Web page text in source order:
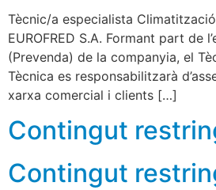
Tècnic/a especialista
EUROFRED S.A. Formant part de
(Prevenda) de la companyia, el
Tècnica es responsabilitzarà
xarxa comercial i clients […]
Contingut
Contingut